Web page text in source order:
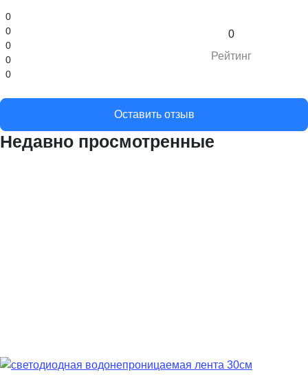
0
0
0
0
0
0
Рейтинг
Оставить отзыв
Недавно просмотренные